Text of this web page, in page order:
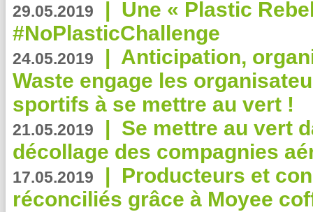
29.05.2019 | Une « Plastic
#NoPlasticChallenge
24.05.2019 | Anticipation,
Waste engage les
sportifs à se mettre au vert !
21.05.2019 | Se mettre au vert
décollage des compagnies
17.05.2019 | Producteurs et
réconciliés grâce à Moyee